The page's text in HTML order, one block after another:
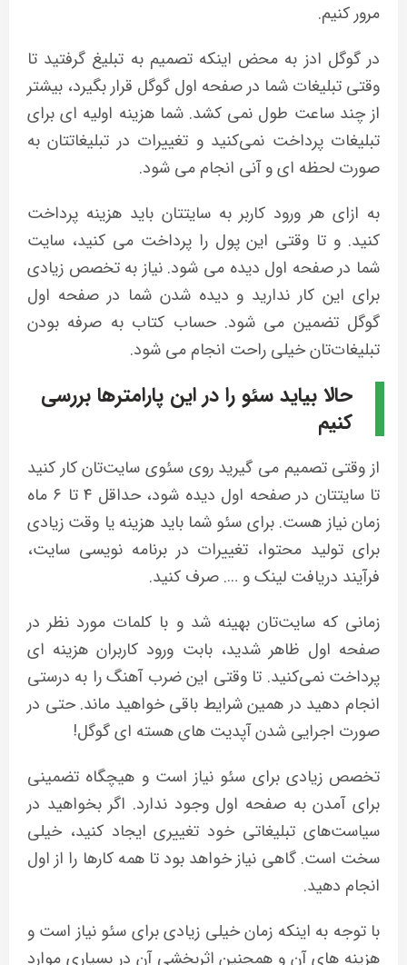
مرور کنیم.
در گوگل ادز به محض اینکه تصمیم به تبلیغ گرفتید تا
وقتی تبلیغات شما در صفحه اول گوگل قرار بگیرد، بیشتر
از چند ساعت طول نمی کشد. شما هزینه اولیه ای برای
تبلیغات پرداخت نمی‌کنید و تغییرات در تبلیغاتتان به
صورت لحظه ای و آنی انجام می شود.
به ازای هر ورود کاربر به سایتتان باید هزینه پرداخت
کنید. و تا وقتی این پول را پرداخت می کنید، سایت
شما در صفحه اول دیده می شود. نیاز به تخصص زیادی
برای این کار ندارید و دیده شدن شما در صفحه اول
گوگل تضمین می شود. حساب کتاب به صرفه بودن
تبلیغات‌تان خیلی راحت انجام می شود.
حالا بیاید سئو را در این پارامترها بررسی
کنیم
از وقتی تصمیم می گیرید روی سئوی سایت‌تان کار کنید
تا سایتتان در صفحه اول دیده شود، حداقل ۴ تا ۶ ماه
زمان نیاز هست. برای سئو شما باید هزینه یا وقت زیادی
برای تولید محتوا، تغییرات در برنامه نویسی سایت،
فرآیند دریافت لینک و …. صرف کنید.
زمانی که سایت‌تان بهینه شد و با کلمات مورد نظر در
صفحه اول ظاهر شدید، بابت ورود کاربران هزینه ای
پرداخت نمی‌کنید. تا وقتی این ضرب آهنگ را به درستی
انجام دهید در همین شرایط باقی خواهید ماند. حتی در
صورت اجرایی شدن آپدیت های هسته ای گوگل!
تخصص زیادی برای سئو نیاز است و هیچگاه تضمینی
برای آمدن به صفحه اول وجود ندارد. اگر بخواهید در
سیاست‌های تبلیغاتی خود تغییری ایجاد کنید، خیلی
سخت است. گاهی نیاز خواهد بود تا همه کارها را از اول
انجام دهید.
با توجه به اینکه زمان خیلی زیادی برای سئو نیاز است و
هزینه های آن و همچنین اثربخشی آن در بسیاری موارد